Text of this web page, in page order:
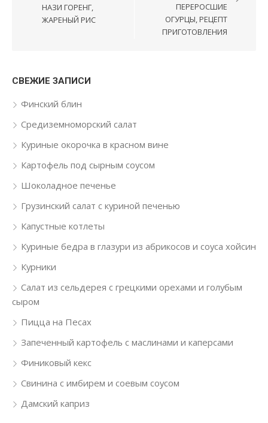
НАЗИ ГОРЕНГ,
ЖАРЕНЫЙ РИС
ПЕРЕРОСШИЕ
ОГУРЦЫ, РЕЦЕПТ
ПРИГОТОВЛЕНИЯ
СВЕЖИЕ ЗАПИСИ
Финский блин
Средиземноморский салат
Куриные окорочка в красном вине
Картофель под сырным соусом
Шоколадное печенье
Грузинский салат с куриной печенью
Капустные котлеты
Куриные бедра в глазури из абрикосов и соуса хойсин
Курники
Салат из сельдерея с грецкими орехами и голубым
сыром
Пицца на Песах
Запеченный картофель с маслинами и каперсами
Финиковый кекс
Свинина с имбирем и соевым соусом
Дамский каприз